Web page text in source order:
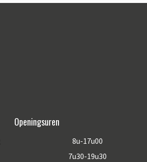
Openingsuren
8u-17u00
7u30-19u30